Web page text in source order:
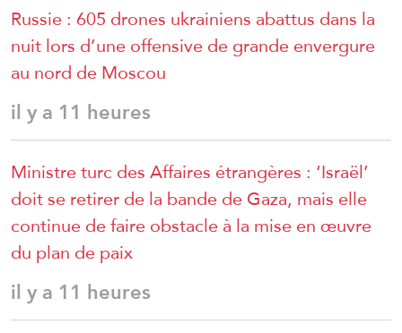
Russie : 605 drones ukrainiens abattus dans la
nuit lors d’une offensive de grande envergure
au nord de Moscou
il y a 11 heures
Ministre turc des Affaires étrangères : ‘Israël’
doit se retirer de la bande de Gaza, mais elle
continue de faire obstacle à la mise en œuvre
du plan de paix
il y a 11 heures